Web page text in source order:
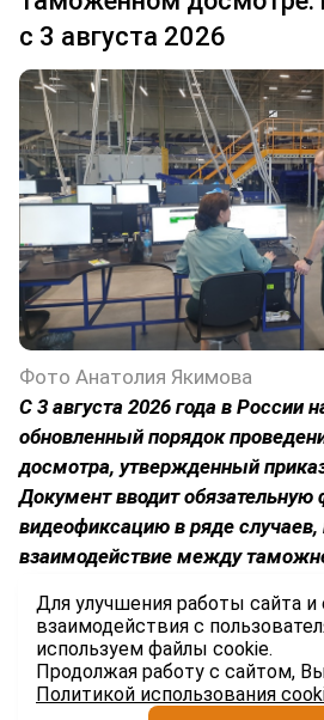
с 3 августа 2026
Фото Анатолия Якимова
С 3 августа 2026 года в России
обновленный порядок
досмотра, утвержденный
Документ вводит обязательную
видеофиксацию в ряде случаев,
взаимодействие между
временные рамки для каждого
Для улучшения работы сайта и
взаимодействия с
используем файлы cookie.
Продолжая работу с сайтом,
Политикой использования